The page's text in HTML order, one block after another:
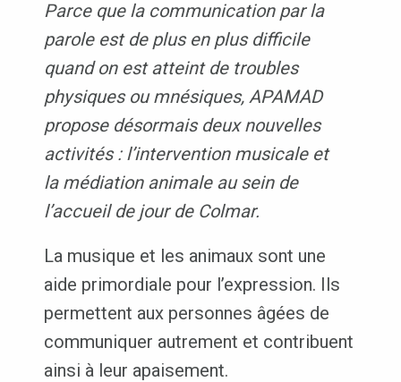
Parce que la communication par la
parole est de plus en plus difficile
quand on est atteint de troubles
physiques ou mnésiques, APAMAD
propose désormais deux nouvelles
activités : l’intervention musicale et
la médiation animale au sein de
l’accueil de jour de Colmar.
La musique et les animaux sont une
aide primordiale pour l’expression. Ils
permettent aux personnes âgées de
communiquer autrement et contribuent
ainsi à leur apaisement.